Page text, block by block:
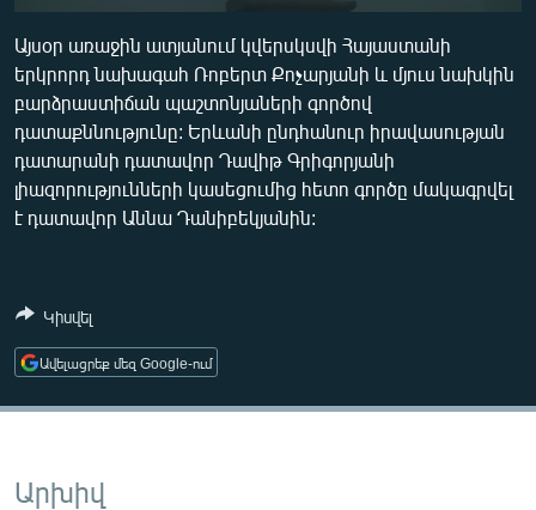
ՏՏ ԵՒ ԻՆՏԵՐՆԵՏ
ԿՈՐՈՆԱՎԻՐՈՒՍ
ԱՐԽԻՎ
ՏԵՍԱՆՅՈՒԹԵՐ
ՓՈԴՔԱՍԹ
Русский
Այսօր առաջին ատյանում կվերսկսվի Հայաստանի
երկրորդ նախագահ Ռոբերտ Քոչարյանի և մյուս նախկին
բարձրաստիճան պաշտոնյաների գործով
դատաքննությունը: Երևանի ընդհանուր իրավասության
դատարանի դատավոր Դավիթ Գրիգորյանի
լիազորությունների կասեցումից հետո գործը մակագրվել
է դատավոր Աննա Դանիբեկյանին:
Կիսվել
Ավելացրեք մեզ Google-ում
Արխիվ